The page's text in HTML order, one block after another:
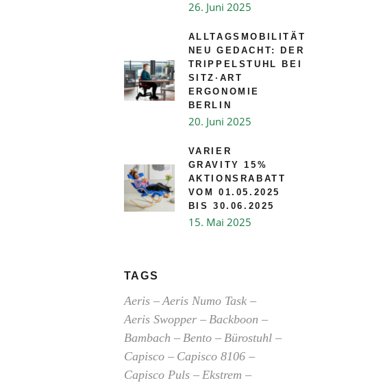
26. Juni 2025
ALLTAGSMOBILITÄT
NEU GEDACHT: DER
TRIPPELSTUHL BEI
SITZ·ART
ERGONOMIE
BERLIN
20. Juni 2025
VARIER
GRAVITY 15%
AKTIONSRABATT
VOM 01.05.2025
BIS 30.06.2025
15. Mai 2025
TAGS
Aeris
Aeris Numo Task
Aeris Swopper
Backboon
Bambach
Bento
Bürostuhl
Capisco
Capisco 8106
Capisco Puls
Ekstrem